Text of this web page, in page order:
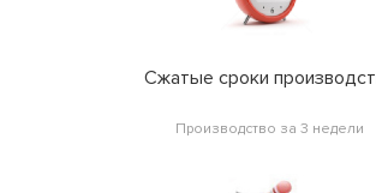
Сжатые сроки
Производство за 3 недели